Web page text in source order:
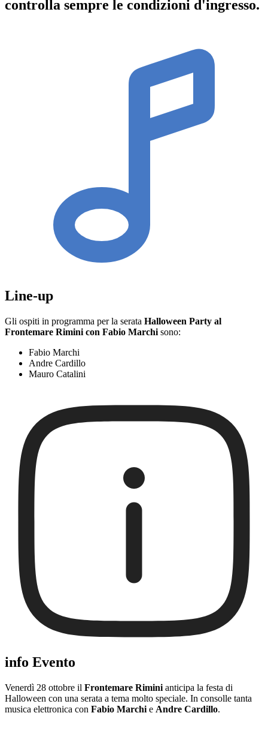
controlla sempre le condizioni d'ingresso.
Line-up
Gli ospiti in programma per la serata Halloween Party al
Frontemare Rimini con Fabio Marchi sono:
Fabio Marchi
Andre Cardillo
Mauro Catalini
info Evento
Venerdì 28 ottobre il Frontemare Rimini anticipa la festa di
Halloween con una serata a tema molto speciale. In consolle tanta
musica elettronica con Fabio Marchi e Andre Cardillo.